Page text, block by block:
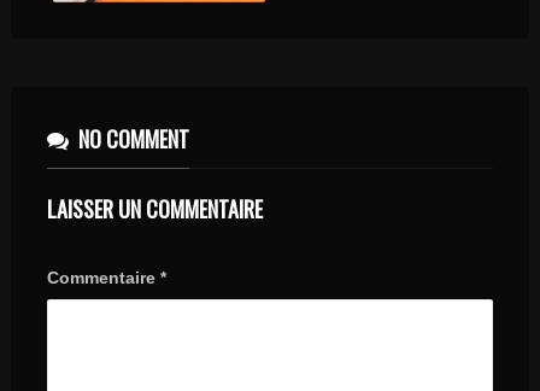
NO COMMENT
LAISSER UN COMMENTAIRE
Commentaire *